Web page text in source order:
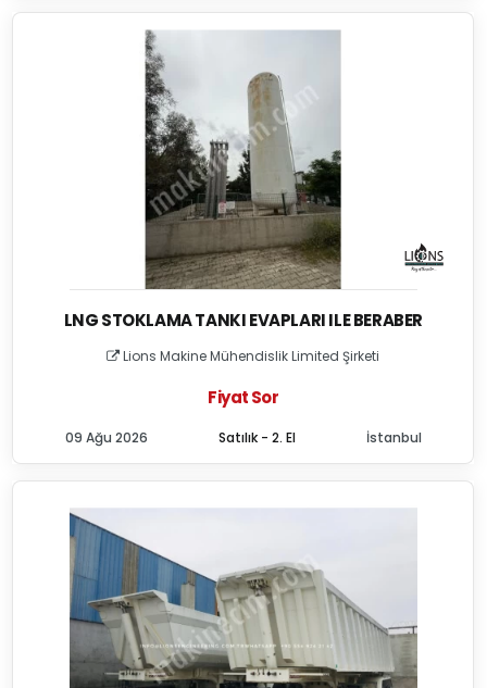
LNG STOKLAMA TANKI EVAPLARI ILE BERABER
Lions Makine Mühendislik Limited Şirketi
Fiyat Sor
Satılık - 2. El
09 Ağu 2026 İstanbul